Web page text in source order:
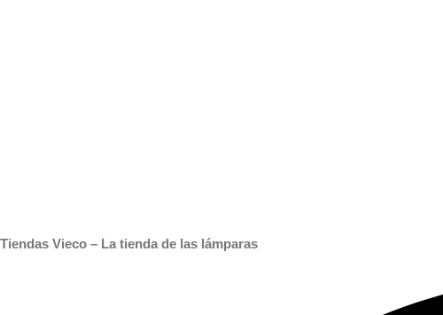
Tiendas Vieco – La tienda de las lámparas